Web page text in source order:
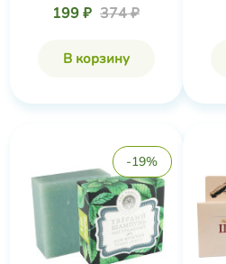
199 ₽ 374 ₽
В корзину
-19%